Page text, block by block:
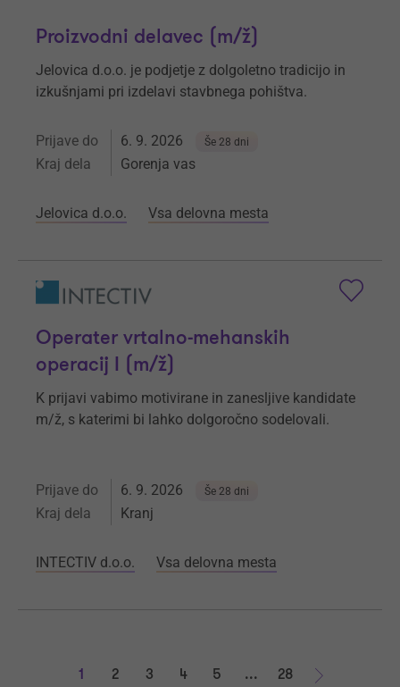
Proizvodni delavec (m/ž)
Jelovica d.o.o. je podjetje z dolgoletno tradicijo in
izkušnjami pri izdelavi stavbnega pohištva.
Prijave do 6. 9. 2026 Še 28 dni
Kraj dela Gorenja vas
Jelovica d.o.o. Vsa delovna mesta
Operater vrtalno-mehanskih
operacij I (m/ž)
K prijavi vabimo motivirane in zanesljive kandidate
m/ž, s katerimi bi lahko dolgoročno sodelovali.
Prijave do 6. 9. 2026 Še 28 dni
Kraj dela Kranj
INTECTIV d.o.o. Vsa delovna mesta
1 2 3 4 5 ...
28